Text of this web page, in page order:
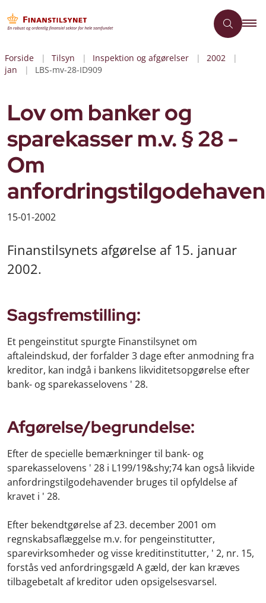
Forside Tilsyn Inspektion og afgørelser
2002
jan
LBS-mv-28-ID909
Lov om banker og
sparekasser m.v. § 28 -
Om
15-01-2002
Finanstilsynets afgørelse af 15. januar
2002.
Sagsfremstilling:
Et pengeinstitut spurgte Finanstilsynet om
aftaleindskud, der forfalder 3 dage efter anmodning fra
kreditor, kan indgå i bankens likviditetsopgørelse efter
bank- og sparekasselovens ' 28.
Afgørelse/begrundelse:
Efter de specielle bemærkninger til bank- og
sparekasselovens ' 28 i L199/19&shy;74 kan også likvide
anfordringstilgodehavender bruges til opfyldelse af
kravet i ' 28.
Efter bekendtgørelse af 23. december 2001 om
regnskabsaflæggelse m.v. for pengeinstitutter,
sparevirksomheder og visse kreditinstitutter, ' 2, nr. 15,
forstås ved anfordringsgæld A gæld, der kan kræves
tilbagebetalt af kreditor uden opsigelsesvarsel.